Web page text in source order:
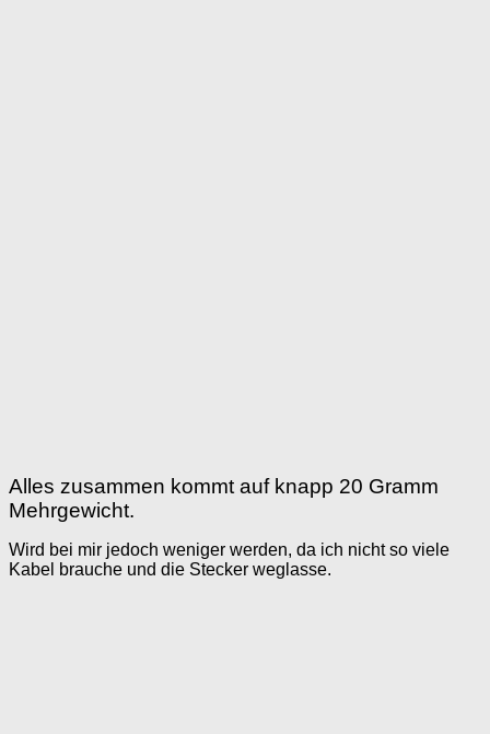
Alles zusammen kommt auf knapp 20 Gramm
Mehrgewicht.
Wird bei mir jedoch weniger werden, da ich nicht so viele
Kabel brauche und die Stecker weglasse.